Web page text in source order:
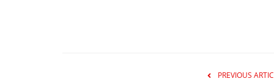
PREVIOUS